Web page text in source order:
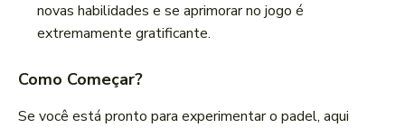
novas habilidades e se aprimorar no jogo é
extremamente gratificante.
Como Começar?
Se você está pronto para experimentar o padel, aqui